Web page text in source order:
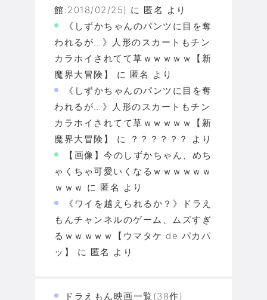
館:2018/02/25) に 匿名 より
《しずかちゃんのパンツに目を奪
われるが…》人形のスカートもチン
カラホイされてて草ｗｗｗｗｗ【新
魔界大冒険】
に 匿名 より
《しずかちゃんのパンツに目を奪
われるが…》人形のスカートもチン
カラホイされてて草ｗｗｗｗｗ【新
魔界大冒険】
に ？？？？？？
より
【画像】今のしずかちゃん、めち
ゃくちゃ可愛いくなるｗｗｗｗｗｗ
ｗｗｗ に 匿名 より
《ワイを越えられるか？》ドラえ
もんチャンネルのゲーム、ムズすぎ
るｗｗｗｗｗ【ウマタケ de パカパ
ッ】
に 匿名 より
ドラえもん映画一覧(38作)